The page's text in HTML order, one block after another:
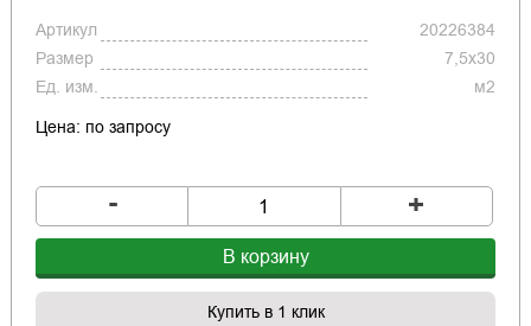
Артикул
20226384
Размер
7,5x30
Ед. изм.
м2
Цена: по запросу
- +
В корзину
Купить в 1 клик